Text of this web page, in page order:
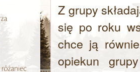
Z grupy
się po roku
chce ją
opiekun